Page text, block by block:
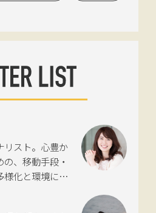
スト。心豊か
、移動手段・
様化と環境につ
ス専門誌